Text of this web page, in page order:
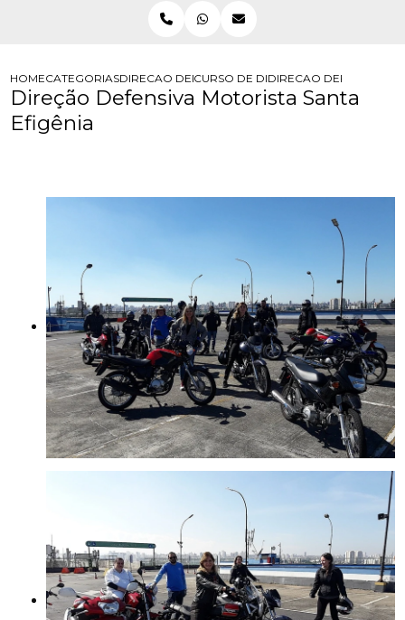
HOMECATEGORIASDIRECAO DEFENSIVACURSO DE DIRECAO DEFENSIVA
DIRECAO DEFENSIVA
Direção Defensiva Motorista Santa
Efigênia